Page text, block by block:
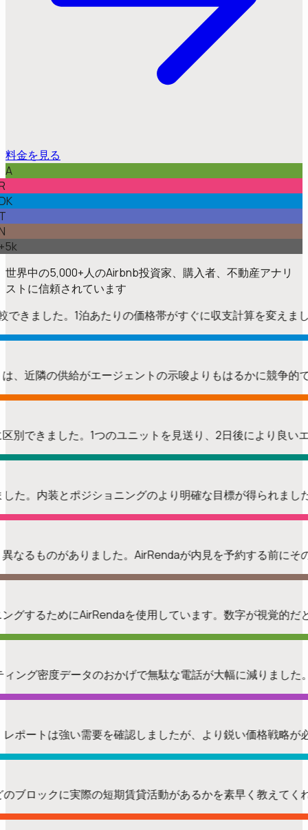
料金を見る
A
世界中の5,000+人のAirbnb投資家、購入者、不動産アナリ
ストに信頼されています
できました。1泊あたりの価格帯がすぐに収支計算を変えま
、近隣の供給がエージェントの示唆よりもはるかに競争
別できました。1つのユニットを見送り、2日後により良
た。内装とポジショニングのより明確な目標が得られま
なるものがありました。AirRendaが内見を予約する前に
グするためにAirRendaを使用しています。数字が視覚的
ング密度データのおかげで無駄な電話が大幅に減りまし
ポートは強い需要を確認しましたが、より鋭い価格戦略
ブロックに実際の短期賃貸活動があるかを素早く教えて